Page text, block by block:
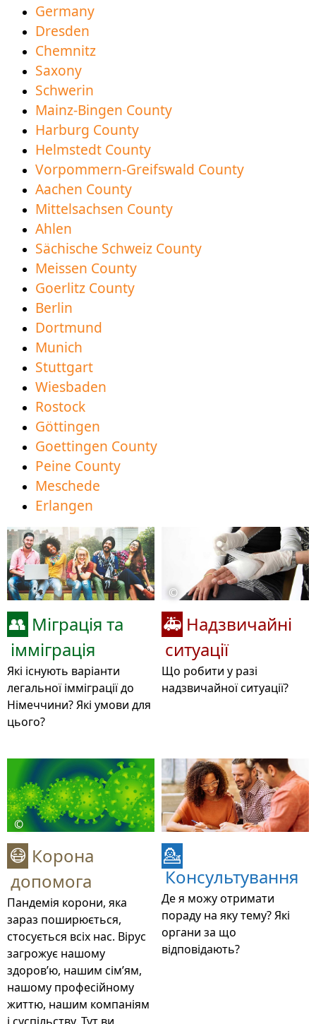
Сфера освітніх пропозицій допомагає успішно
опанувати мову для кращого розуміння
Новий регіон Передня Померанія-Грайфвальд
доступний для завантаження
Germany
Dresden
Chemnitz
Saxony
Schwerin
Mainz-Bingen County
Harburg County
Helmstedt County
Vorpommern-Greifswald County
Aachen County
Mittelsachsen County
Ahlen
Sächische Schweiz County
Meissen County
Goerlitz County
Berlin
Dortmund
Munich
Stuttgart
Wiesbaden
Rostock
Göttingen
Goettingen County
Peine County
Meschede
Erlangen
👥 Міграція та
імміграція
Які існують варіанти
легальної імміграції до
Німеччини? Які умови для
цього?
©
🚑 Надзвичайні
ситуації
Що робити у разі
надзвичайної ситуації?
©
😷 Корона
допомога
Пандемія корони, яка
зараз поширюється,
стосується всіх нас. Вірус
загрожує нашому
здоров’ю, нашим сім’ям,
нашому професійному
життю, нашим компаніям
💁
Консультування
Де я можу отримати
пораду на яку тему? Які
органи за що
відповідають?